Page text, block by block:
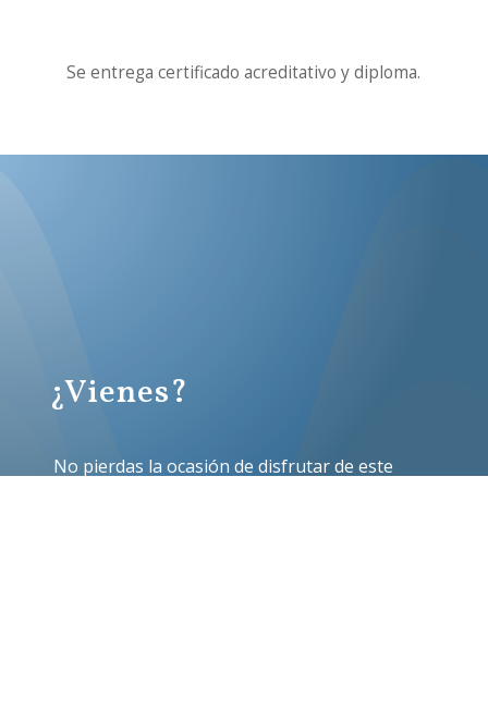
Se entrega certificado acreditativo y diploma.
¿Vienes?
No pierdas la ocasión de disfrutar de este